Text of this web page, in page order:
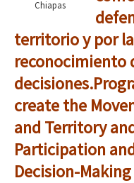
Chiapas
territorio y por
reconocimiento
decisiones.
create the
and Territory
Participation
Decision-Making